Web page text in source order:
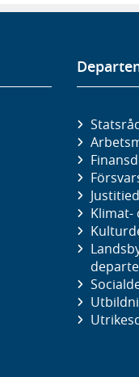
Klimat-